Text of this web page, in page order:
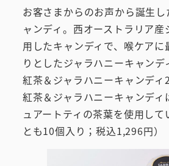
お客さまからのお声から誕生
ャンディ。西オーストラリア
用したキャンディで、喉ケアに
りとしたジャラハニーキャンデ
紅茶＆ジャラハニーキャンディ
紅茶＆ジャラハニーキャンデ
ュアートティの茶葉を使用し
とも10個入り；税込1,296円）